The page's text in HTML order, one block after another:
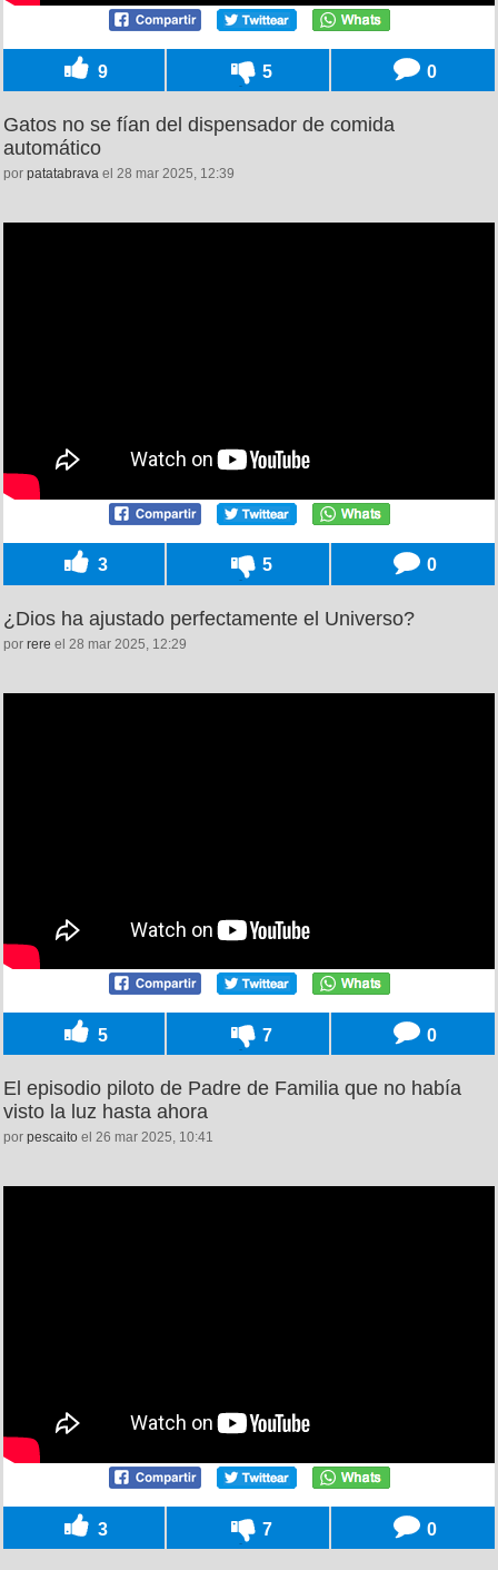
9 5 0
Gatos no se fían del dispensador de comida
automático
por patatabrava el 28 mar 2025, 12:39
3 5 0
¿Dios ha ajustado perfectamente el Universo?
por rere el 28 mar 2025, 12:29
5 7 0
El episodio piloto de Padre de Familia que no había
visto la luz hasta ahora
por pescaito el 26 mar 2025, 10:41
3 7 0